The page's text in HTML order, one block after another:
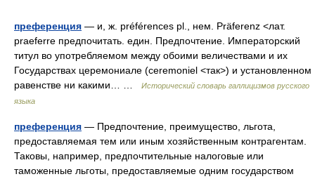
преференция — и, ж. préférences pl., нем. Präferenz <лат.
praeferre предпочитать. един. Предпочтение. Императорский
титул во употребляемом между обоими величествами и их
Государствах церемониале (ceremoniel <так>) и установленном
равенстве ни какими… …
Исторический словарь галлицизмов русского
языка
преференция — Предпочтение, преимущество, льгота,
предоставляемая тем или иным хозяйственным контрагентам.
Таковы, например, предпочтительные налоговые или
таможенные льготы, предоставляемые одним государством